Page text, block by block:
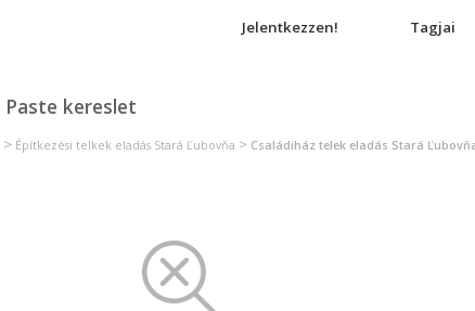
Jelentkezzen! Tagjai
Paste kereslet
> Építkezési telkek eladás Stará Ľubovňa > Családiház telek eladás Stará